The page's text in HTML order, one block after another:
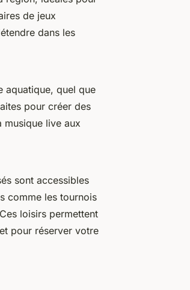
de jeux
dans les
aquatique, quel que
pour créer des
musique live aux
sont accessibles
comme les tournois
loisirs permettent
pour réserver votre